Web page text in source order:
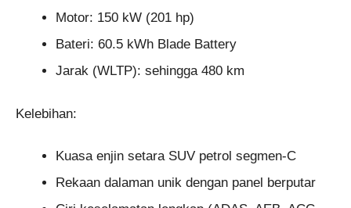
Motor: 150 kW (201 hp)
Bateri: 60.5 kWh Blade Battery
Jarak (WLTP): sehingga 480 km
Kelebihan:
Kuasa enjin setara SUV petrol segmen-C
Rekaan dalaman unik dengan panel berputar